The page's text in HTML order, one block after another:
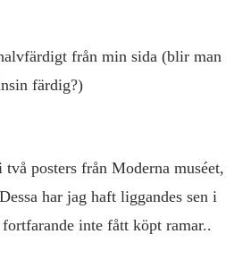
från min sida (blir man
färdig?)
posters från Moderna muséet,
har jag haft liggandes sen i
inte fått köpt ramar..